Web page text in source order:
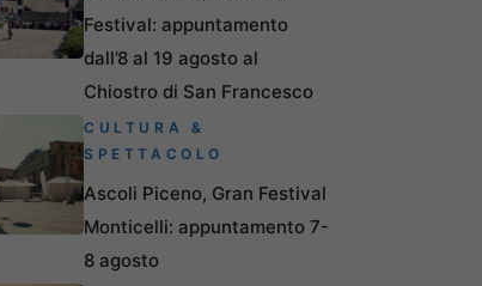
Festival: appuntamento
dall’8 al 19 agosto al
Chiostro di San Francesco
CULTURA &
SPETTACOLO
Ascoli Piceno, Gran Festival
Monticelli: appuntamento 7-
8 agosto